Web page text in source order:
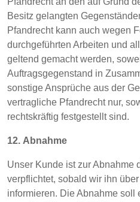
Besitz gelangten
Pfandrecht kann auch wegen
durchgeführten Arbeiten und
geltend gemacht werden,
Auftragsgegenstand in
sonstige Ansprüche aus der
vertragliche Pfandrecht nur,
rechtskräftig festgestellt sind.
12. Abnahme
Unser Kunde ist zur Abnahme
verpflichtet, sobald wir ihn
informieren. Die Abnahme soll